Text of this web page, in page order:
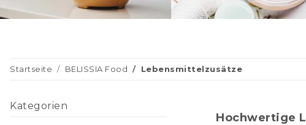
Startseite BELISSIA Food Lebensmittelzusätze
Hochwertige
Kategorien